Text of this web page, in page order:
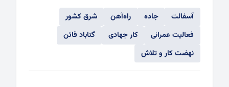
آسفالت جاده راه‌آهن
شرق کشور
فعالیت عمرانی
کار جهادی
گناباد قائن
نهضت کار و تلاش